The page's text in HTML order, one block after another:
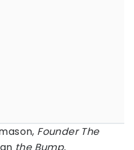
Founder The